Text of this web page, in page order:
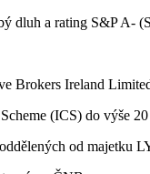
dluh a rating S&P A-
Brokers Ireland
(ICS) do výše
od majetku